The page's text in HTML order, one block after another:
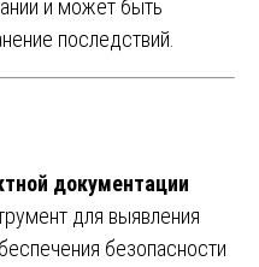
и может быть
последствий.
документации
для выявления
безопасности